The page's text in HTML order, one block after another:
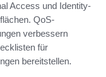
Access und Identity-
QoS-
verbessern
für
bereitstellen.